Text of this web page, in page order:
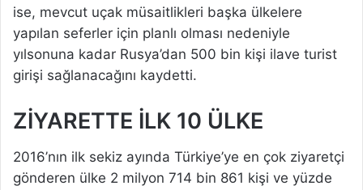
ise, mevcut uçak müsaitlikleri başka ülkelere
yapılan seferler için planlı olması nedeniyle
yılsonuna kadar Rusya’dan 500 bin kişi ilave turist
girişi sağlanacağını kaydetti.
ZİYARETTE İLK 10 ÜLKE
2016’nın ilk sekiz ayında Türkiye’ye en çok ziyaretçi
gönderen ülke 2 milyon 714 bin 861 kişi ve yüzde